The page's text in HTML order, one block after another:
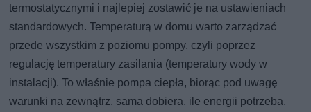
termostatycznymi i najlepiej zostawić je na ustawieniach
standardowych. Temperaturą w domu warto zarządzać
przede wszystkim z poziomu pompy, czyli poprzez
regulację temperatury zasilania (temperatury wody w
instalacji). To właśnie pompa ciepła, biorąc pod uwagę
warunki na zewnątrz, sama dobiera, ile energii potrzeba,